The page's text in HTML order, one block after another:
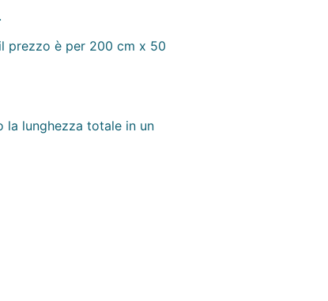
prezzo è per 200 cm x 50
la lunghezza totale in un